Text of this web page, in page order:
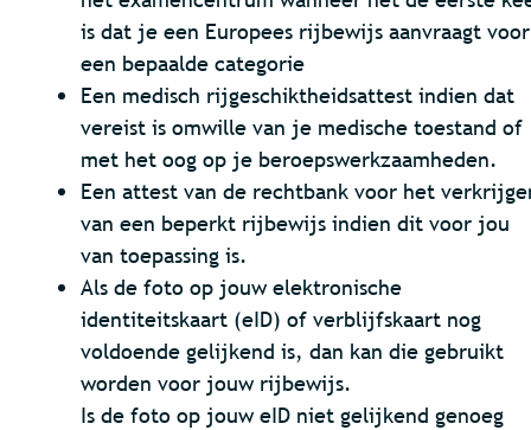
is dat je een Europees rijbewijs aanvraagt voor
een bepaalde categorie
Een medisch rijgeschiktheidsattest indien dat
vereist is omwille van je medische toestand of
met het oog op je beroepswerkzaamheden.
Een attest van de rechtbank voor het
van een beperkt rijbewijs indien dit voor jou
van toepassing is.
Als de foto op jouw elektronische
identiteitskaart (eID) of verblijfskaart nog
voldoende gelijkend is, dan kan die gebruikt
worden voor jouw rijbewijs.
Is de foto op jouw eID niet gelijkend genoeg